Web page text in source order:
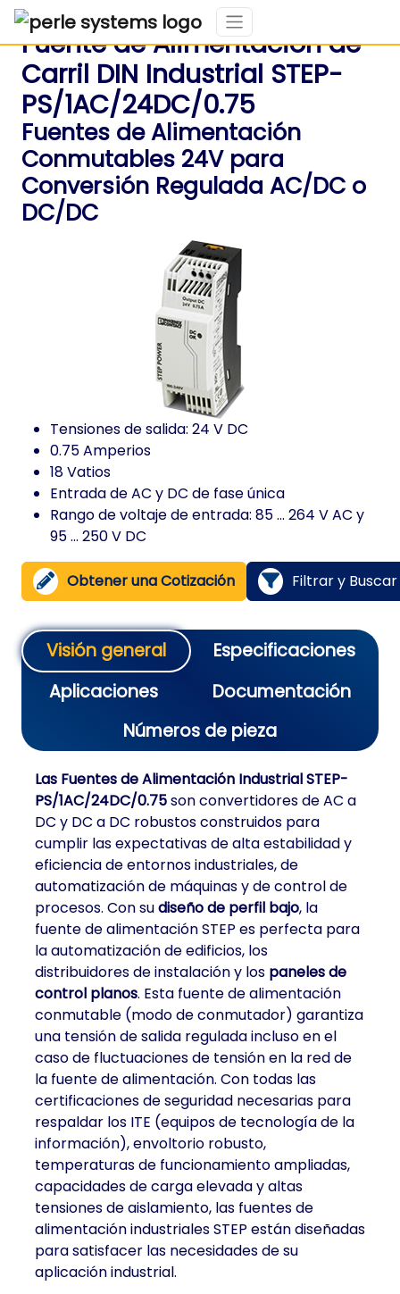
Fuente de Alimentación de
Carril DIN Industrial STEP-
PS/1AC/24DC/0.75
Fuentes de Alimentación
Conmutables 24V para
Conversión Regulada AC/DC o
DC/DC
Tensiones de salida: 24 V DC
0.75 Amperios
18 Vatios
Entrada de AC y DC de fase única
Rango de voltaje de entrada: 85 ... 264 V AC y
95 ... 250 V DC
Obtener una Cotización Filtrar y
Visión general
Especificaciones
Aplicaciones
Documentación
Números de pieza
Las Fuentes de Alimentación Industrial STEP-
PS/1AC/24DC/0.75son convertidores de AC a
DC y DC a DC robustos construidos para
cumplir las expectativas de alta estabilidad y
eficiencia de entornos industriales, de
automatización de máquinas y de control de
procesos. Con sudiseño de perfil bajo, la
fuente de alimentación STEP es perfecta para
la automatización de edificios, los
distribuidores de instalación y los paneles de
control planos. Esta fuente de alimentación
conmutable (modo de conmutador) garantiza
una tensión de salida regulada incluso en el
caso de fluctuaciones de tensión en la red de
la fuente de alimentación. Con todas las
certificaciones de seguridad necesarias para
respaldar los ITE (equipos de tecnología de la
información), envoltorio robusto,
temperaturas de funcionamiento ampliadas,
capacidades de carga elevada y altas
tensiones de aislamiento, las fuentes de
alimentación industriales STEP están diseñadas
para satisfacer las necesidades de su
aplicación industrial.